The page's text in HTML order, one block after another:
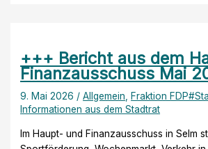
+++ Bericht aus dem
Finanzausschuss Mai
9. Mai 2026 /Allgemein Fraktion
Informationen aus dem Stadtrat
Im Haupt- und Finanzausschuss in Selm